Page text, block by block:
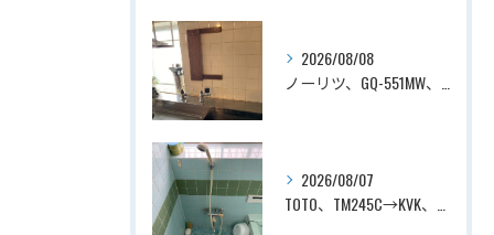
2026/08/08
2026/08/07